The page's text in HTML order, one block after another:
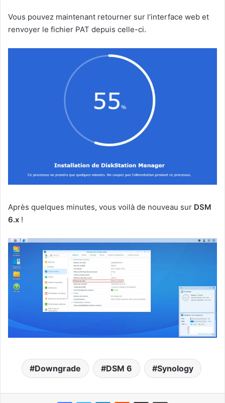
Vous pouvez maintenant retourner sur l’interface web et
renvoyer le fichier PAT depuis celle-ci.
Après quelques minutes, vous voilà de nouveau sur DSM
6.x !
Downgrade DSM 6 Synology